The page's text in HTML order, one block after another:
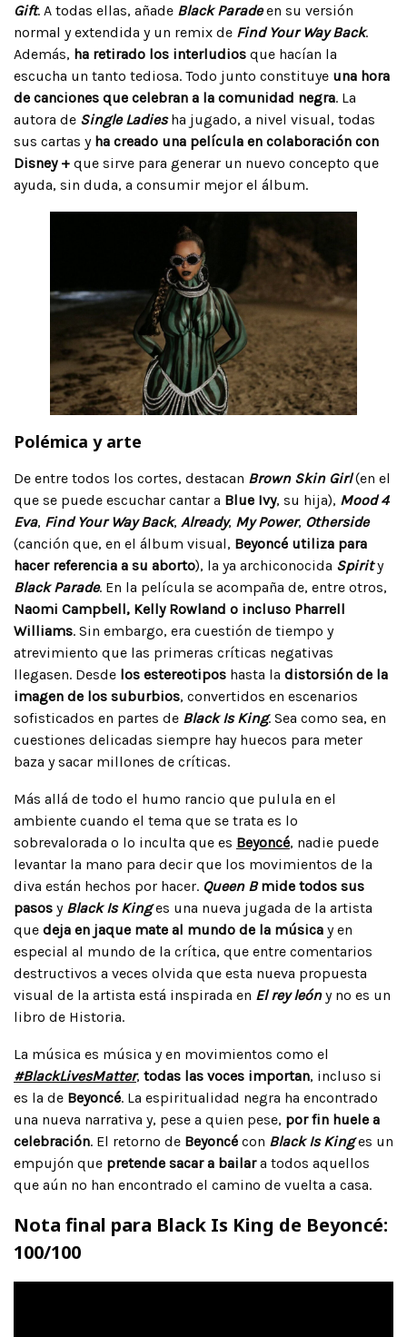
Gift. A todas ellas, añade Black Paradeen su versión
normal y extendida y un remix de Find Your Way Back.
Además, ha retirado los interludios que hacían la
escucha un tanto tediosa. Todo junto constituye una hora
de canciones que celebran a la comunidad negra. La
autora de Single Ladiesha jugado, a nivel visual, todas
sus cartas y ha creado una película en colaboración con
Disney + que sirve para generar un nuevo concepto que
ayuda, sin duda, a consumir mejor el álbum.
Polémica y arte
De entre todos los cortes, destacan Brown Skin Girl(en el
que se puede escuchar cantar a Blue Ivy, su hija), Mood 4
Eva, Find Your Way Back, Already, My Power, Otherside
(canción que, en el álbum visual, Beyoncé utiliza para
hacer referencia a su aborto), la ya archiconocida Spirity
Black Parade. En la película se acompaña de, entre otros,
Naomi Campbell, Kelly Rowland o incluso Pharrell
Williams. Sin embargo, era cuestión de tiempo y
atrevimiento que las primeras críticas negativas
llegasen. Desde los estereotipos hasta la distorsión de la
imagen de los suburbios, convertidos en escenarios
sofisticados en partes de Black Is King. Sea como sea, en
cuestiones delicadas siempre hay huecos para meter
baza y sacar millones de críticas.
Más allá de todo el humo rancio que pulula en el
ambiente cuando el tema que se trata es lo
sobrevalorada o lo inculta que es Beyoncé, nadie puede
levantar la mano para decir que los movimientos de la
diva están hechos por hacer. Queen B mide todos sus
pasos y Black Is Kinges una nueva jugada de la artista
que deja en jaque mate al mundo de la música y en
especial al mundo de la crítica, que entre comentarios
destructivos a veces olvida que esta nueva propuesta
visual de la artista está inspirada en El rey leóny no es un
libro de Historia.
La música es música y en movimientos como el
#BlackLivesMatter, todas las voces importan, incluso si
es la de Beyoncé. La espiritualidad negra ha encontrado
una nueva narrativa y, pese a quien pese, por fin huele a
celebración. El retorno de Beyoncé con Black Is Kinges un
empujón que pretende sacar a bailara todos aquellos
que aún no han encontrado el camino de vuelta a casa.
Nota final para Black Is King de Beyoncé:
100/100